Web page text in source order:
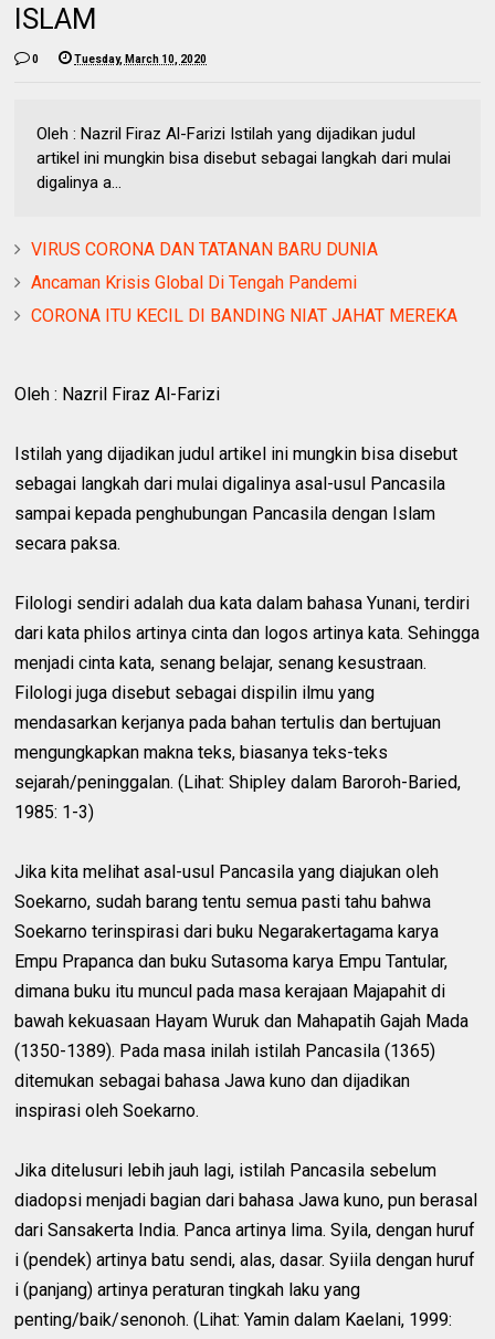
ISLAM
0 Tuesday, March 10, 2020
Oleh : Nazril Firaz Al-Farizi Istilah yang dijadikan judul
artikel ini mungkin bisa disebut sebagai langkah dari mulai
digalinya a...
VIRUS CORONA DAN TATANAN BARU DUNIA
Ancaman Krisis Global Di Tengah Pandemi
CORONA ITU KECIL DI BANDING NIAT JAHAT MEREKA
Oleh : Nazril Firaz Al-Farizi
Istilah yang dijadikan judul artikel ini mungkin bisa disebut
sebagai langkah dari mulai digalinya asal-usul Pancasila
sampai kepada penghubungan Pancasila dengan Islam
secara paksa.
Filologi sendiri adalah dua kata dalam bahasa Yunani, terdiri
dari kata philos artinya cinta dan logos artinya kata. Sehingga
menjadi cinta kata, senang belajar, senang kesustraan.
Filologi juga disebut sebagai dispilin ilmu yang
mendasarkan kerjanya pada bahan tertulis dan bertujuan
mengungkapkan makna teks, biasanya teks-teks
sejarah/peninggalan. (Lihat: Shipley dalam Baroroh-Baried,
1985: 1-3)
Jika kita melihat asal-usul Pancasila yang diajukan oleh
Soekarno, sudah barang tentu semua pasti tahu bahwa
Soekarno terinspirasi dari buku Negarakertagama karya
Empu Prapanca dan buku Sutasoma karya Empu Tantular,
dimana buku itu muncul pada masa kerajaan Majapahit di
bawah kekuasaan Hayam Wuruk dan Mahapatih Gajah Mada
(1350-1389). Pada masa inilah istilah Pancasila (1365)
ditemukan sebagai bahasa Jawa kuno dan dijadikan
inspirasi oleh Soekarno.
Jika ditelusuri lebih jauh lagi, istilah Pancasila sebelum
diadopsi menjadi bagian dari bahasa Jawa kuno, pun berasal
dari Sansakerta India. Panca artinya lima. Syila, dengan huruf
i (pendek) artinya batu sendi, alas, dasar. Syiila dengan huruf
i (panjang) artinya peraturan tingkah laku yang
penting/baik/senonoh. (Lihat: Yamin dalam Kaelani, 1999: